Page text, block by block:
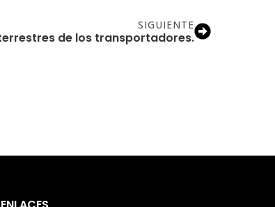
SIGUIENTE
de los transportadores.